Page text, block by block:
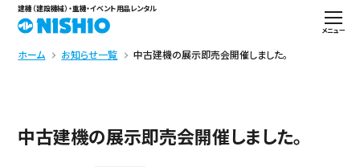
建機（建設機械）・重機・イベント用品レンタル
メニュー
ホーム お知らせ一覧 中古建機の展示即売会開催しました。
中古建機の展示即売会開催しました。